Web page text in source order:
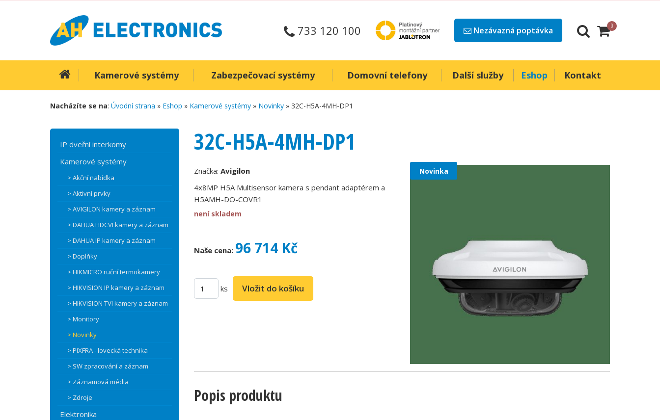
733 120 100 Nezávazná poptávka 0
Kamerové systémy Zabezpečovací systémy Domovní telefony Další služby Eshop Kontakt
Nacházíte se na: Úvodní strana » Eshop » Kamerové systémy » Novinky » 32C-H5A-4MH-DP1
IP dveřní interkomy
Kamerové systémy
> Akční nabídka
> Aktivní prvky
> AVIGILON kamery a záznam
> DAHUA HDCVI kamery a záznam
> DAHUA IP kamery a záznam
> Doplňky
> HIKMICRO ruční termokamery
> HIKVISION IP kamery a záznam
> HIKVISION TVI kamery a záznam
> Monitory
> Novinky
> PIXFRA - lovecká technika
> SW zpracování a záznam
> Záznamová média
> Zdroje
Elektronika
32C-H5A-4MH-DP1
Značka: Avigilon
4x8MP H5A Multisensor kamera s pendant adaptérem a
H5AMH-DO-COVR1
není skladem
Naše cena: 96 714 Kč
ks
Novinka
Popis produktu